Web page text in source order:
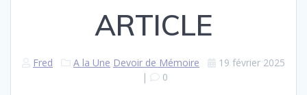
ARTICLE
Fred A la Une Devoir de Mémoire
19 février 2025
|
0